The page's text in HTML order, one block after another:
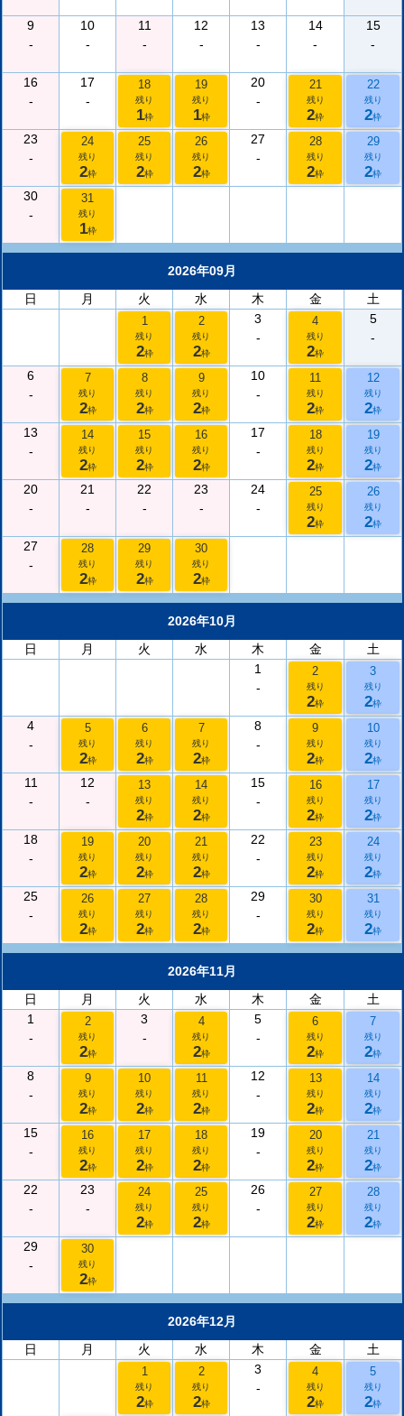
9
-
10
-
11
-
12
-
13
-
14
-
15
-
16
-
17
-
18
残り
1枠
19
残り
1枠
20
-
21
残り
2枠
22
残り
2枠
23
-
24
残り
2枠
25
残り
2枠
26
残り
2枠
27
-
28
残り
2枠
29
残り
2枠
30
-
31
残り
1枠
2026年09月
日
月 火 水 木 金 土
1
残り
2枠
2
残り
2枠
3
-
4
残り
2枠
5
-
6
-
7
残り
2枠
8
残り
2枠
9
残り
2枠
10
-
11
残り
2枠
12
残り
2枠
13
-
14
残り
2枠
15
残り
2枠
16
残り
2枠
17
-
18
残り
2枠
19
残り
2枠
20
-
21
-
22
-
23
-
24
-
25
残り
2枠
26
残り
2枠
27
-
28
残り
2枠
29
残り
2枠
30
残り
2枠
2026年10月
日
月 火 水 木 金
土
1
-
2
残り
2枠
3
残り
2枠
4
-
5
残り
2枠
6
残り
2枠
7
残り
2枠
8
-
9
残り
2枠
10
残り
2枠
11
-
12
-
13
残り
2枠
14
残り
2枠
15
-
16
残り
2枠
17
残り
2枠
18
-
19
残り
2枠
20
残り
2枠
21
残り
2枠
22
-
23
残り
2枠
24
残り
2枠
25
-
26
残り
2枠
27
残り
2枠
28
残り
2枠
29
-
30
残り
2枠
31
残り
2枠
2026年11月
日
月 火 水 木 金
土
1
-
2
残り
2枠
3
-
4
残り
2枠
5
-
6
残り
2枠
7
残り
2枠
8
-
9
残り
2枠
10
残り
2枠
11
残り
2枠
12
-
13
残り
2枠
14
残り
2枠
15
-
16
残り
2枠
17
残り
2枠
18
残り
2枠
19
-
20
残り
2枠
21
残り
2枠
22
-
23
-
24
残り
2枠
25
残り
2枠
26
-
27
残り
2枠
28
残り
2枠
29
-
30
残り
2枠
2026年12月
日
月 火 水 木 金 土
1
残り
2枠
2
残り
2枠
3
-
4
残り
2枠
5
残り
2枠